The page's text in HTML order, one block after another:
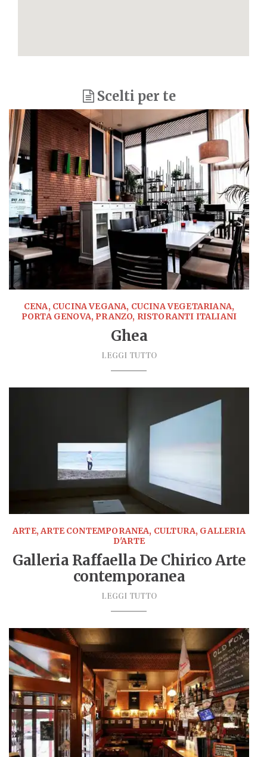
Scelti per te
CENA, CUCINA VEGANA, CUCINA VEGETARIANA,
PORTA GENOVA, PRANZO, RISTORANTI ITALIANI
Ghea
LEGGI TUTTO
ARTE, ARTE CONTEMPORANEA, CULTURA, GALLERIA
D'ARTE
Galleria Raffaella De Chirico Arte
contemporanea
LEGGI TUTTO